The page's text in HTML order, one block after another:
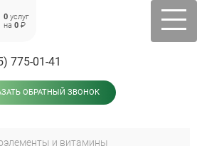
0 услуг
на0 ₽
775-01-41
ОБРАТНЫЙ ЗВОНОК
и витамины